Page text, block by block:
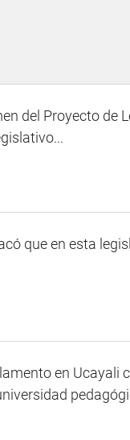
del Proyecto de
que en esta
en Ucayali